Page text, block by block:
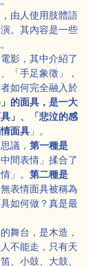
由人使用肢體語
。其內容是一些
影，其中介紹了
「手足象徵」，
如何完全融入於
的面具，是一大
」、「悲泣的感
面具」。
議， 第一種是
間表情」揉合了
」。 第二種是
表情面具被稱為
如何做？真是最
舞台，是木造，
不能走，只有天
、小鼓、大鼓、